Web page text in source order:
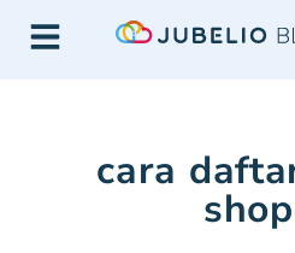
cara